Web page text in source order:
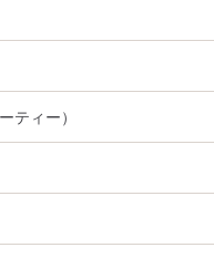
ティー）